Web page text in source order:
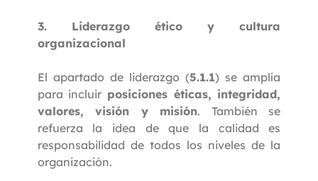
3. Liderazgo ético y cultura
organizacional
El apartado de liderazgo (5.1.1) se amplía
para incluir posiciones éticas, integridad,
valores, visión y misión. También se
refuerza la idea de que la calidad es
responsabilidad de todos los niveles de la
organización.